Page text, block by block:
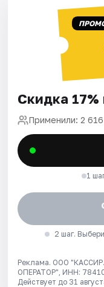
Скидка
Применили: 2 616
1
2 шаг.
Реклама. ООО
ОПЕРАТОР", ИНН:
Действует до 31